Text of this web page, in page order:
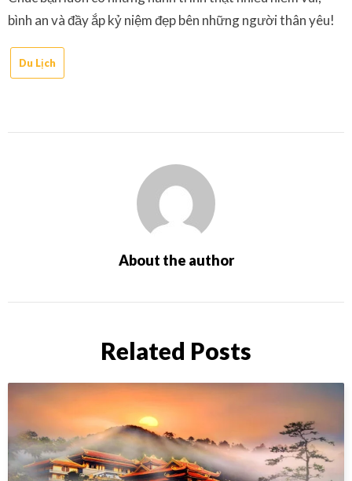
bình an và đầy ắp kỷ niệm đẹp bên những người thân yêu!
Du Lịch
About the author
Related Posts